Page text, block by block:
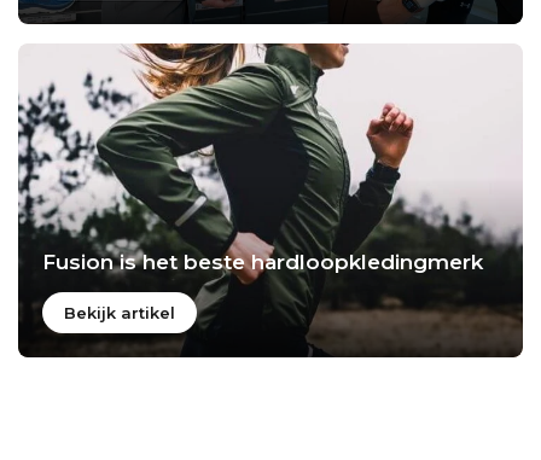
Fusion is het beste hardloopkledingmerk
Bekijk artikel